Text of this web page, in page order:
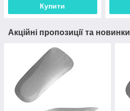
Купити
Акційні пропозиції та новинки